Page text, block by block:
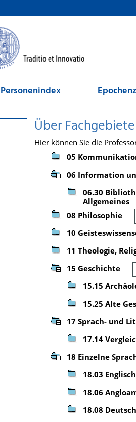
Personenindex
Über
Hier können Sie die
05
06 Information
06.30
Allgemeines
08 Philosophie
10
11 Theologie,
15 Geschichte
15.15
15.25 Alte
17 Sprach- und
17.14
18 Einzelne
18.03
18.06
18.08